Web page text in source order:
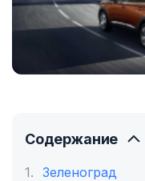
Содержание
Зеленоград